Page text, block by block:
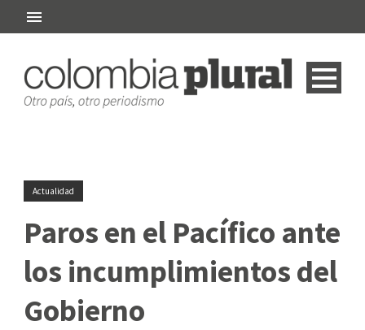
Actualidad
Paros en el Pacífico ante
los incumplimientos del
Gobierno